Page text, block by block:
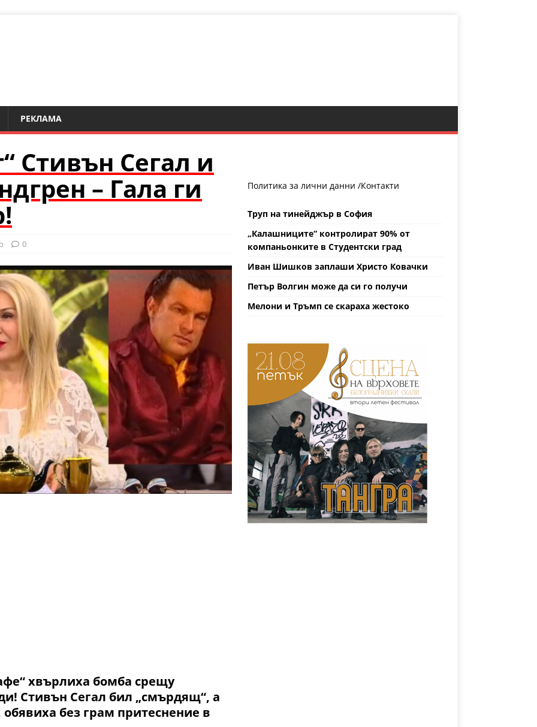
РЕКЛАМА
Стивън Сегал и
– Гала ги
0
хвърлиха бомба срещу
Стивън Сегал бил „смърдящ“, а
обявиха без грам притеснение в
Политика за лични данни /Контакти
Труп на тинейджър в София
„Калашниците“ контролират 90% от
компаньонките в Студентски град
Иван Шишков заплаши Христо Ковачки
Петър Волгин може да си го получи
Мелони и Тръмп се скараха жестоко